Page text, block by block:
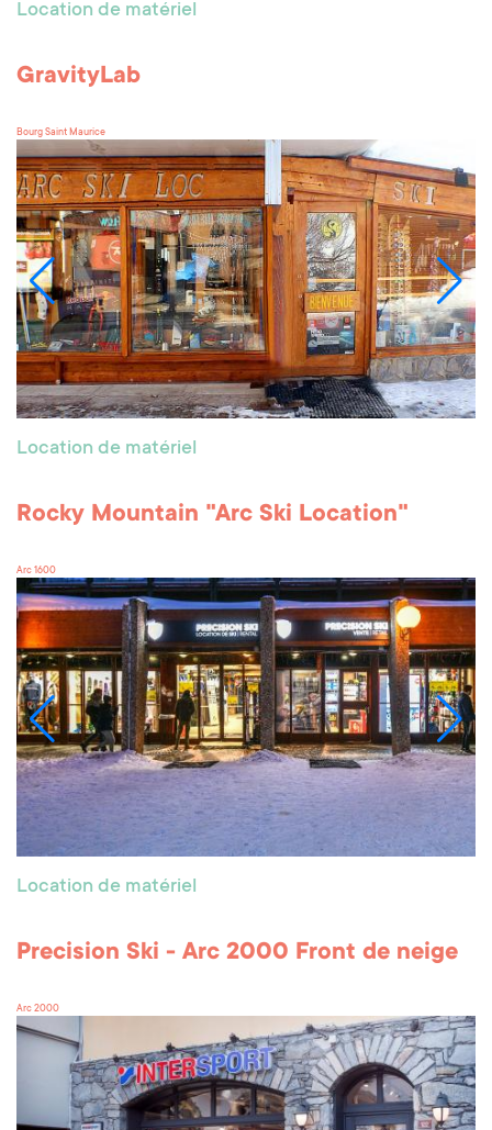
Location de matériel
GravityLab
Bourg Saint Maurice
Location de matériel
Rocky Mountain "Arc Ski Location"
Arc 1600
Location de matériel
Precision Ski - Arc 2000 Front de neige
Arc 2000